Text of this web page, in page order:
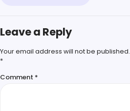
Leave a Reply
Your email address will not be published.
*
Comment *